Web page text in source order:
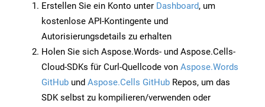
Erstellen Sie ein Konto unter Dashboard, um
kostenlose API-Kontingente und
Autorisierungsdetails zu erhalten
Holen Sie sich Aspose.Words- und Aspose.Cells-
Cloud-SDKs für Curl-Quellcode von Aspose.Words
GitHub und Aspose.Cells GitHub Repos, um das
SDK selbst zu kompilieren/verwenden oder